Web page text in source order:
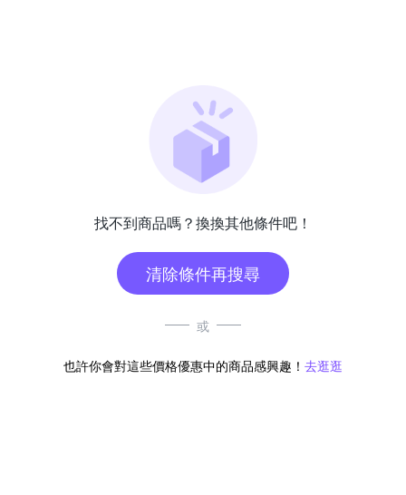
找不到商品嗎？換換其他條件吧！
清除條件再搜尋
或
也許你會對這些價格優惠中的商品感興趣！ 去逛逛